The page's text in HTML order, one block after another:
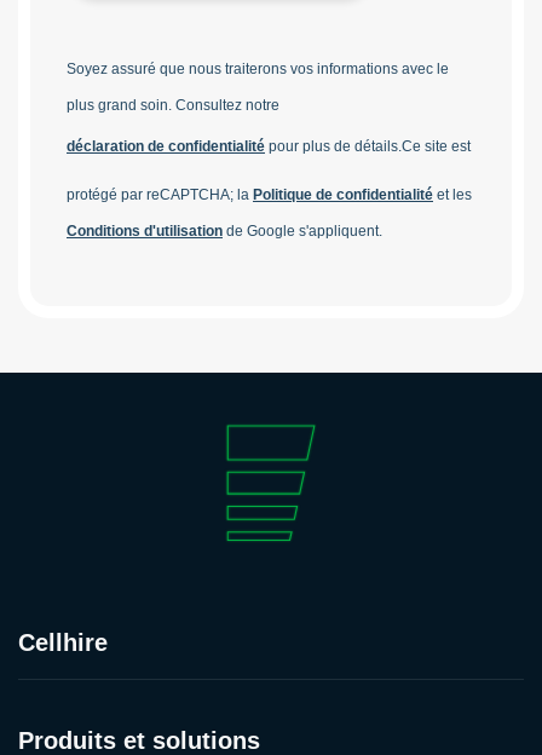
Soyez assuré que nous traiterons vos informations avec le
plus grand soin. Consultez notre
déclaration de confidentialité pour plus de détails.Ce site est
protégé par reCAPTCHA; la Politique de confidentialité et les
Conditions d'utilisation de Google s'appliquent.
Cellhire
Produits et solutions